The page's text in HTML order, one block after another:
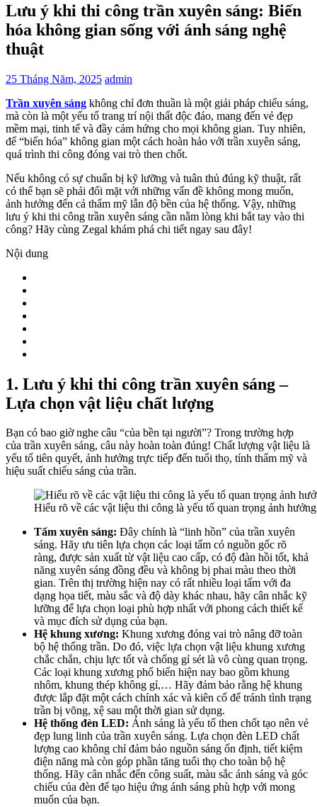
Lưu ý khi thi công trần xuyên sáng: Biến
hóa không gian sống với ánh sáng nghệ
thuật
25 Tháng Năm, 2025 admin
Trần xuyên sáng không chỉ đơn thuần là một giải pháp chiếu sáng,
mà còn là một yếu tố trang trí nội thất độc đáo, mang đến vẻ đẹp
mềm mại, tinh tế và đầy cảm hứng cho mọi không gian. Tuy nhiên,
để “biến hóa” không gian một cách hoàn hảo với trần xuyên sáng,
quá trình thi công đóng vai trò then chốt.
Nếu không có sự chuẩn bị kỹ lưỡng và tuân thủ đúng kỹ thuật, rất
có thể bạn sẽ phải đối mặt với những vấn đề không mong muốn,
ảnh hưởng đến cả thẩm mỹ lẫn độ bền của hệ thống. Vậy, những
lưu ý khi thi công trần xuyên sáng cần nằm lòng khi bắt tay vào thi
công? Hãy cùng Zegal khám phá chi tiết ngay sau đây!
Nội dung
1. Lưu ý khi thi công trần xuyên sáng –
Lựa chọn vật liệu chất lượng
Bạn có bao giờ nghe câu “của bền tại người”? Trong trường hợp
của trần xuyên sáng, câu này hoàn toàn đúng! Chất lượng vật liệu là
yếu tố tiên quyết, ảnh hưởng trực tiếp đến tuổi thọ, tính thẩm mỹ và
hiệu suất chiếu sáng của trần.
Hiểu rõ về các vật liệu thi công là yếu tố quan trọng ảnh
Tấm xuyên sáng: Đây chính là “linh hồn” của trần xuyên
sáng. Hãy ưu tiên lựa chọn các loại tấm có nguồn gốc rõ
ràng, được sản xuất từ vật liệu cao cấp, có độ đàn hồi tốt, khả
năng xuyên sáng đồng đều và không bị phai màu theo thời
gian. Trên thị trường hiện nay có rất nhiều loại tấm với đa
dạng họa tiết, màu sắc và độ dày khác nhau, hãy cân nhắc kỹ
lưỡng để lựa chọn loại phù hợp nhất với phong cách thiết kế
và mục đích sử dụng của bạn.
Hệ khung xương: Khung xương đóng vai trò nâng đỡ toàn
bộ hệ thống trần. Do đó, việc lựa chọn vật liệu khung xương
chắc chắn, chịu lực tốt và chống gỉ sét là vô cùng quan trọng.
Các loại khung xương phổ biến hiện nay bao gồm khung
nhôm, khung thép không gỉ,… Hãy đảm bảo rằng hệ khung
được lắp đặt một cách chính xác và kiên cố để tránh tình trạng
trần bị võng, xệ sau một thời gian sử dụng.
Hệ thống đèn LED: Ánh sáng là yếu tố then chốt tạo nên vẻ
đẹp lung linh của trần xuyên sáng. Lựa chọn đèn LED chất
lượng cao không chỉ đảm bảo nguồn sáng ổn định, tiết kiệm
điện năng mà còn góp phần tăng tuổi thọ cho toàn bộ hệ
thống. Hãy cân nhắc đến công suất, màu sắc ánh sáng và góc
chiếu của đèn để tạo hiệu ứng ánh sáng phù hợp với mong
muốn của bạn.